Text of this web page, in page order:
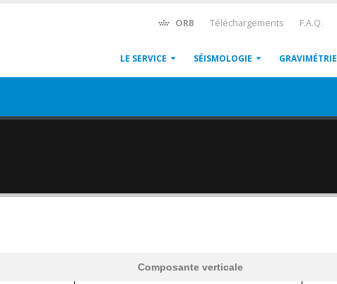
ORB Téléchargements F.A.Q.
LE SERVICE SÉISMOLOGIE GRAVIMÉTRIE
Composante verticale